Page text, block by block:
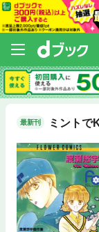
最新刊 ミントで